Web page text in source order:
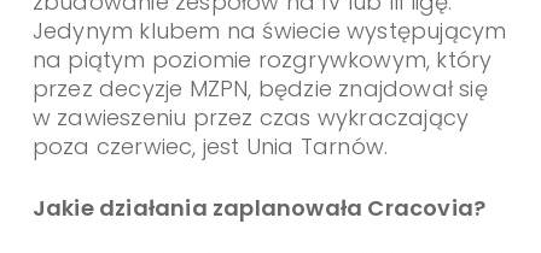
Jedynym klubem na świecie występującym
na piątym poziomie rozgrywkowym, który
przez decyzje MZPN, będzie znajdował się
w zawieszeniu przez czas wykraczający
poza czerwiec, jest Unia Tarnów.
Jakie działania zaplanowała Cracovia?